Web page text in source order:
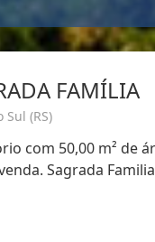
FAMÍLIA
(RS)
com 50,00 m² de
Sagrada